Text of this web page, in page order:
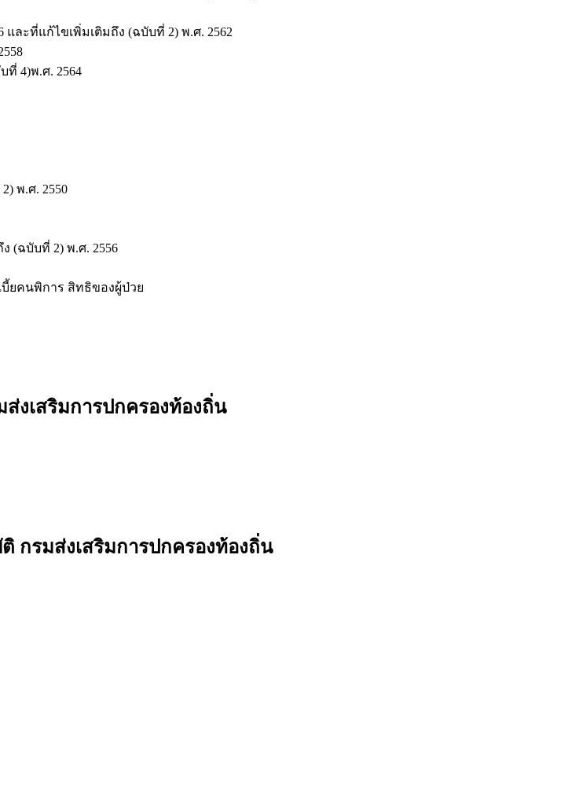
ละที่แก้ไขเพิ่มเติมถึง (ฉบับที่ 2) พ.ศ. 2562
ที่ 4)พ.ศ. 2564
พ.ศ. 2550
(ฉบับที่ 2) พ.ศ. 2556
บี้ยคนพิการ สิทธิของผู้ป่วย
งเสริมการปกครองท้องถิ่น
กรมส่งเสริมการปกครองท้องถิ่น